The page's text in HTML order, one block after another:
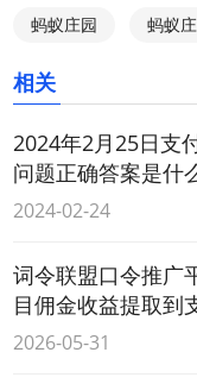
蚂蚁庄园 蚂蚁
相关
2024年2月25日支
问题正确答案是什
2024-02-24
词令联盟口令推广
目佣金收益提取到
解答
2026-05-31